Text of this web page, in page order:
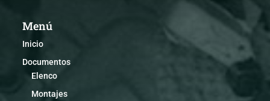
Menú
Inicio
Documentos
Elenco
Montajes